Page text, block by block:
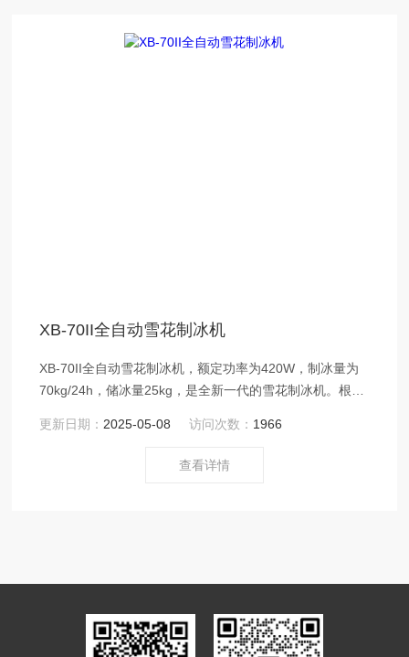
XB-70II全自动雪花制冰机
XB-70II全自动雪花制冰机，额定功率为420W，制冰量为
70kg/24h，储冰量25kg，是全新一代的雪花制冰机。根据
压型制冰方式，电脑控制全自动制冰，所制冰型为不规则
的细小颗粒状的雪花碎冰。
更新日期： 2025-05-08 访问次数： 1966
查看详情